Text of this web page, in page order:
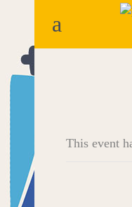
This event